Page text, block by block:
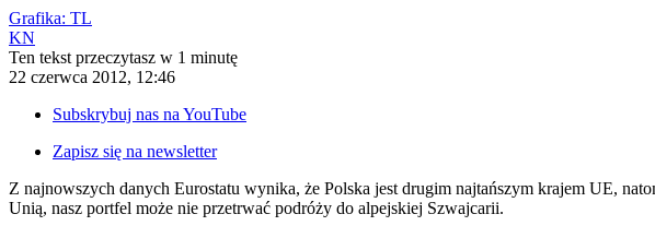
Handel
Energetyka
Motoryzacja
Technologie
Bankowość
Rolnictwo
Gospodarka
Aktualności
Grafika: TL
KN
Ten tekst przeczytasz w 1 minutę
22 czerwca 2012, 12:46
Subskrybuj nas na YouTube
Zapisz się na newsletter
Z najnowszych danych Eurostatu wynika, że Polska jest drugim najtańszym krajem UE,
Unią, nasz portfel może nie przetrwać podróży do alpejskiej Szwajcarii.